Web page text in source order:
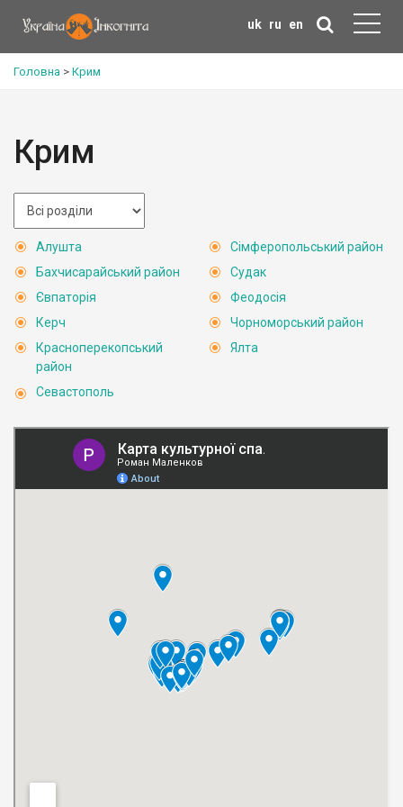
uk ru en
Головна > Крим
Крим
Алушта
Бахчисарайський район
Євпаторія
Керч
Красноперекопський
район
Севастополь
Сімферопольський район
Судак
Феодосія
Чорноморський район
Ялта